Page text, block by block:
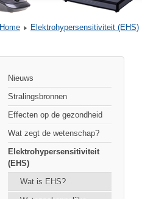
Home Elektrohypersensitiviteit (EHS)
Nieuws
Stralingsbronnen
Effecten op de gezondheid
Wat zegt de wetenschap?
Elektrohypersensitiviteit
(EHS)
Wat is EHS?